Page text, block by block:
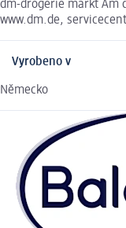
dm-drogerie markt Am
www.dm.de,
Vyrobeno v
Německo